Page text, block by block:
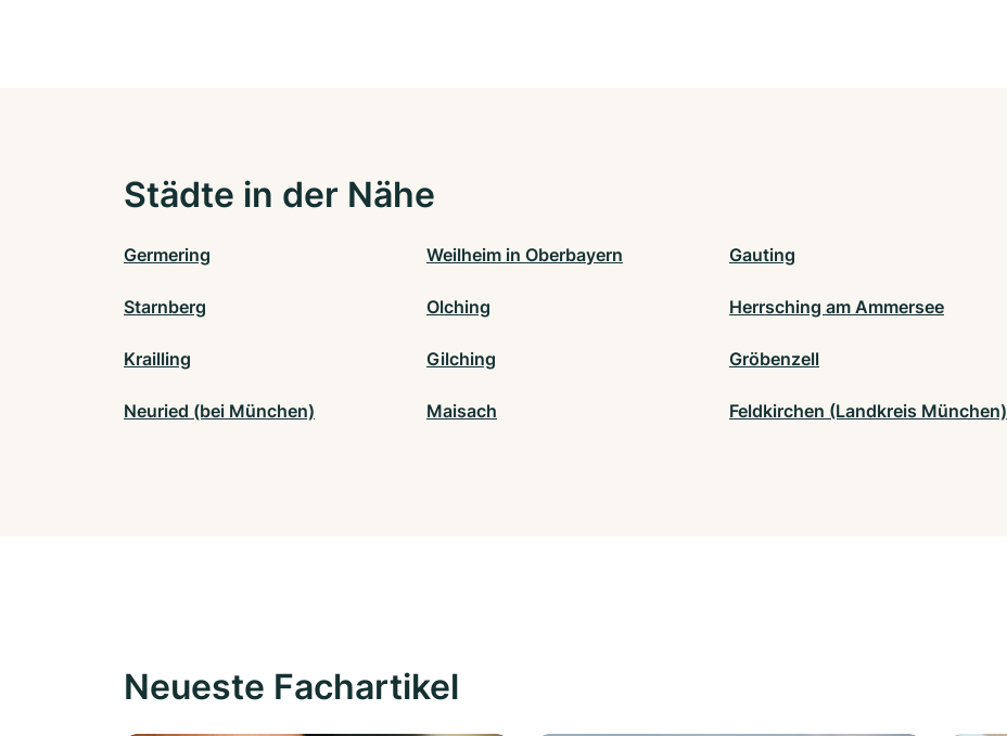
Städte in der Nähe
Germering Weilheim in Oberbayern Gauting
Starnberg Olching Herrsching am Ammersee
Krailling Gilching Gröbenzell
Neuried (bei München) Maisach Feldkirchen (Landkreis München)
Neueste Fachartikel